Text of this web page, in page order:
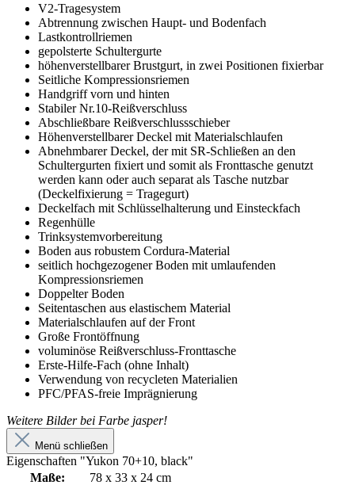
V2-Tragesystem
Abtrennung zwischen Haupt- und Bodenfach
Lastkontrollriemen
gepolsterte Schultergurte
höhenverstellbarer Brustgurt, in zwei Positionen fixierbar
Seitliche Kompressionsriemen
Handgriff vorn und hinten
Stabiler Nr.10-Reißverschluss
Abschließbare Reißverschlussschieber
Höhenverstellbarer Deckel mit Materialschlaufen
Abnehmbarer Deckel, der mit SR-Schließen an den
Schultergurten fixiert und somit als Fronttasche genutzt
werden kann oder auch separat als Tasche nutzbar
(Deckelfixierung = Tragegurt)
Deckelfach mit Schlüsselhalterung und Einsteckfach
Regenhülle
Trinksystemvorbereitung
Boden aus robustem Cordura-Material
seitlich hochgezogener Boden mit umlaufenden
Kompressionsriemen
Doppelter Boden
Seitentaschen aus elastischem Material
Materialschlaufen auf der Front
Große Frontöffnung
voluminöse Reißverschluss-Fronttasche
Erste-Hilfe-Fach (ohne Inhalt)
Verwendung von recycleten Materialien
PFC/PFAS-freie Imprägnierung
Weitere Bilder bei Farbe jasper!
Menü schließen
Eigenschaften "Yukon 70+10, black"
Maße:
78 x 33 x 24 cm